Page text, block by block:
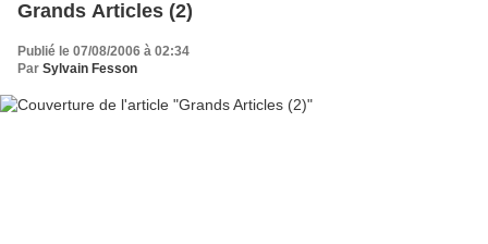
Grands Articles (2)
Publié le 07/08/2006 à 02:34
Par Sylvain Fesson